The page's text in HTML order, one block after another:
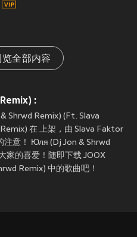
全部内容
:
Shrwd Remix) (Ft. Slava
在 上架，由 Slava Faktor
注意！ Юля (Dj Jon & Shrwd
家的喜爱！随即下载 JOOX
Remix) 中的歌曲吧！